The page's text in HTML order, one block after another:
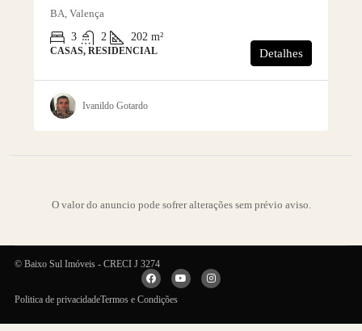
BA, Valença
3
2 202 m²
CASAS, RESIDENCIAL Detalhes
Ivanildo Gotardo
O valor do anuncio pode sofrer alterações sem prévio aviso.
© Baixo Sul Imóveis - CRECI J 3274
Politica de privacidadeTermos e Condições